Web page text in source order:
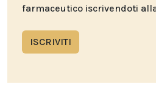
farmaceutico iscrivendoti
ISCRIVITI